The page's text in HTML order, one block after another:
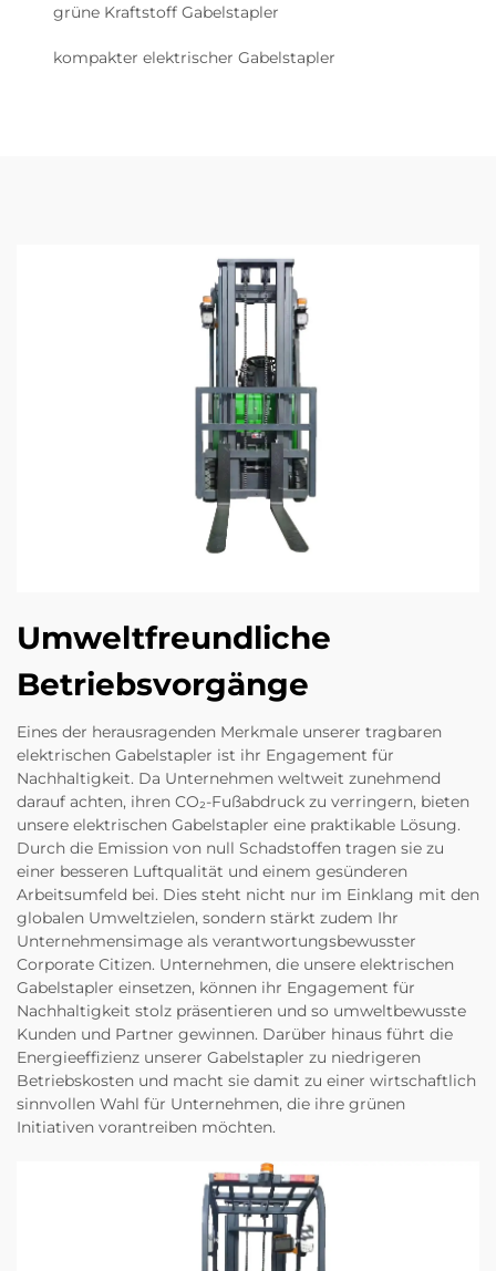
grüne Kraftstoff Gabelstapler
kompakter elektrischer Gabelstapler
Umweltfreundliche
Betriebsvorgänge
Eines der herausragenden Merkmale unserer tragbaren
elektrischen Gabelstapler ist ihr Engagement für
Nachhaltigkeit. Da Unternehmen weltweit zunehmend
darauf achten, ihren CO₂-Fußabdruck zu verringern, bieten
unsere elektrischen Gabelstapler eine praktikable Lösung.
Durch die Emission von null Schadstoffen tragen sie zu
einer besseren Luftqualität und einem gesünderen
Arbeitsumfeld bei. Dies steht nicht nur im Einklang mit den
globalen Umweltzielen, sondern stärkt zudem Ihr
Unternehmensimage als verantwortungsbewusster
Corporate Citizen. Unternehmen, die unsere elektrischen
Gabelstapler einsetzen, können ihr Engagement für
Nachhaltigkeit stolz präsentieren und so umweltbewusste
Kunden und Partner gewinnen. Darüber hinaus führt die
Energieeffizienz unserer Gabelstapler zu niedrigeren
Betriebskosten und macht sie damit zu einer wirtschaftlich
sinnvollen Wahl für Unternehmen, die ihre grünen
Initiativen vorantreiben möchten.